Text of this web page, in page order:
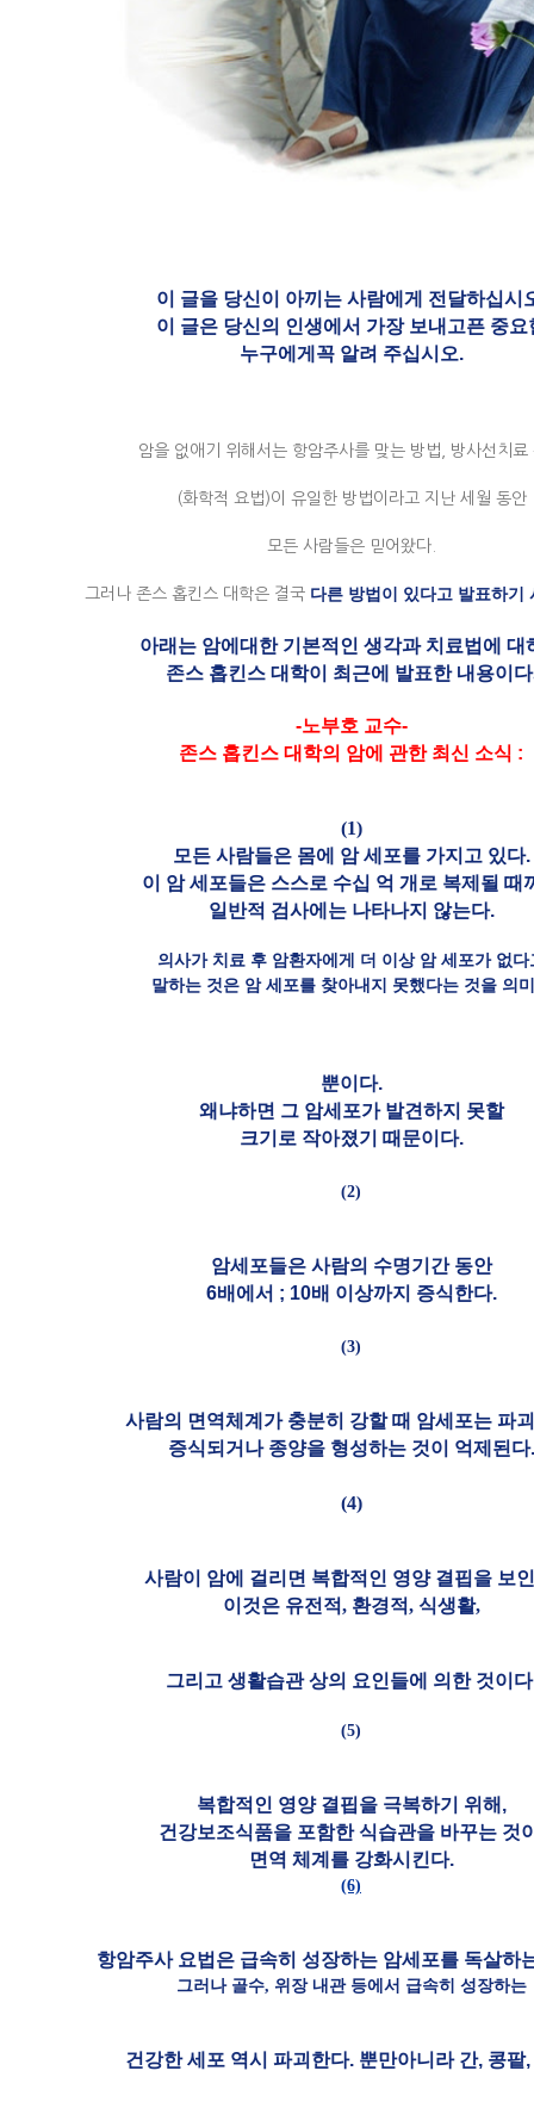
이 글을 당신이 아끼는 사람에게 전달하십시
이 글은 당신의 인생에서 가장 보내고픈 중요
누구에게 꼭 알려 주십시오.
암을 없애기 위해서는 항암주사를 맞는 방법, 방사선치료
(화학적 요법)이 유일한 방법이라고 지난 세월 동안
모든 사람들은 믿어왔다.
그러나 존스 홉킨스 대학은 결국 다른 방법이 있다고 발표하기
아래는 암에대한 기본적인 생각과 치료법에 대
존스 홉킨스 대학이 최근에 발표한 내용이
-노부호 교수-
존스 홉킨스 대학의 암에 관한 최신 소식 :
(1)
모든 사람들은 몸에 암 세포를 가지고 있다.
이 암 세포들은 스스로 수십 억 개로 복제될 때
일반적 검사에는 나타나지 않는다.
의사가 치료 후 암환자에게 더 이상 암 세포가 없다
말하는 것은 암 세포를 찾아내지 못했다는 것을 의
뿐이다.
왜냐하면 그 암세포가 발견하지 못할
크기로 작아졌기 때문이다.
(2)
암세포들은 사람의 수명기간 동안
6배에서 ; 10배 이상까지 증식한다.
(3)
사람의 면역체계가 충분히 강할 때 암세포는 파
증식되거나 종양을 형성하는 것이 억제된다.
(4)
사람이 암에 걸리면 복합적인 영양 결핍을 보
이것은 유전적, 환경적, 식생활,
그리고 생활습관 상의 요인들에 의한 것이
(5)
복합적인 영양 결핍을 극복하기 위해,
건강보조식품을 포함한 식습관을 바꾸는 것
면역 체계를 강화시킨다.
(6)
항암주사 요법은 급속히 성장하는 암세포를 독살하
그러나 골수, 위장 내관 등에서 급속히 성장하는
건강한 세포 역시 파괴한다. 뿐만아니라 간, 콩팥,